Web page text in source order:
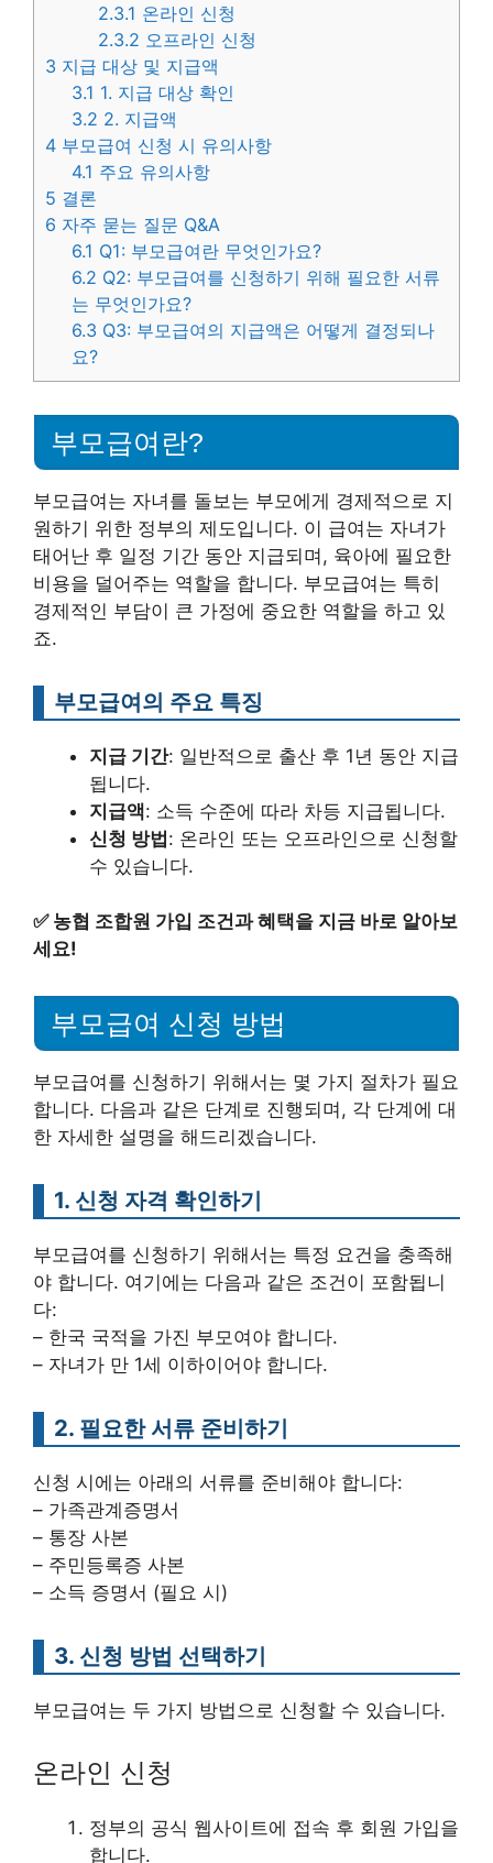
2.3.1 온라인 신청
2.3.2 오프라인 신청
3 지급 대상 및 지급액
3.1 1. 지급 대상 확인
3.2 2. 지급액
4 부모급여 신청 시 유의사항
4.1 주요 유의사항
5 결론
6 자주 묻는 질문 Q&A
6.1 Q1: 부모급여란 무엇인가요?
6.2 Q2: 부모급여를 신청하기 위해 필요한 서류
는 무엇인가요?
6.3 Q3: 부모급여의 지급액은 어떻게 결정되나
요?
부모급여란?
부모급여는 자녀를 돌보는 부모에게 경제적으로 지
원하기 위한 정부의 제도입니다. 이 급여는 자녀가
태어난 후 일정 기간 동안 지급되며, 육아에 필요한
비용을 덜어주는 역할을 합니다. 부모급여는 특히
경제적인 부담이 큰 가정에 중요한 역할을 하고 있
죠.
부모급여의 주요 특징
지급 기간: 일반적으로 출산 후 1년 동안 지급
됩니다.
지급액: 소득 수준에 따라 차등 지급됩니다.
신청 방법: 온라인 또는 오프라인으로 신청할
수 있습니다.
✅ 농협 조합원 가입 조건과 혜택을 지금 바로 알아보
세요!
부모급여 신청 방법
부모급여를 신청하기 위해서는 몇 가지 절차가 필요
합니다. 다음과 같은 단계로 진행되며, 각 단계에 대
한 자세한 설명을 해드리겠습니다.
1. 신청 자격 확인하기
부모급여를 신청하기 위해서는 특정 요건을 충족해
야 합니다. 여기에는 다음과 같은 조건이 포함됩니
다:
– 한국 국적을 가진 부모여야 합니다.
– 자녀가 만 1세 이하이어야 합니다.
2. 필요한 서류 준비하기
신청 시에는 아래의 서류를 준비해야 합니다:
– 가족관계증명서
– 통장 사본
– 주민등록증 사본
– 소득 증명서 (필요 시)
3. 신청 방법 선택하기
부모급여는 두 가지 방법으로 신청할 수 있습니다.
온라인 신청
정부의 공식 웹사이트에 접속 후 회원 가입을
합니다.